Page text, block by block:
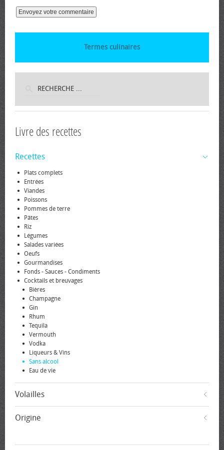
Termes culinaires
Livre des recettes
Recettes
Plats complets
Entrées
Viandes
Poissons
Pommes de terre
Pâtes
Riz
Légumes
Salades variées
Oeufs
Gourmandises
Fonds - Sauces - Condiments
Cocktails et breuvages
Bières
Champagne
Gin
Rhum
Tequila
Vermouth
Vodka
Liqueurs & Vins
Sans alcool
Eau de vie
Volailles
Origine